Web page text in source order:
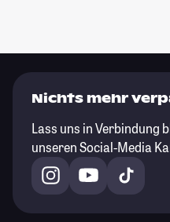
Nichts mehr
Lass uns in Verbindung
unseren Social-Media